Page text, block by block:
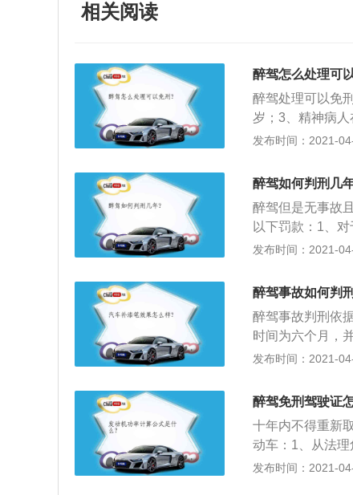
相关阅读
醉驾怎么处理可
醉驾处理可以免
岁；3、精神病
驾驶情节显著轻
发布时间：2021-
醉驾如何判刑几
醉驾但是无事故
以下罚款：1、
全法》的行为，
驾驶机动车的，
驾驶证；3、相
酒后驾驶机动车
款。因饮酒后驾
并处一千元以上
发布时间：2021-
醉驾事故如何判
醉驾事故判刑依
时间为六个月，
处罚，再次饮酒
交通管理部门约
事责任，五年内
驶营运机动车的
驾驶证，五年内
发布时间：2021-
醉驾免刑驾驶证
十年内不得重新
动车：1、从法
事诉讼法的规定
发布时间：2021-